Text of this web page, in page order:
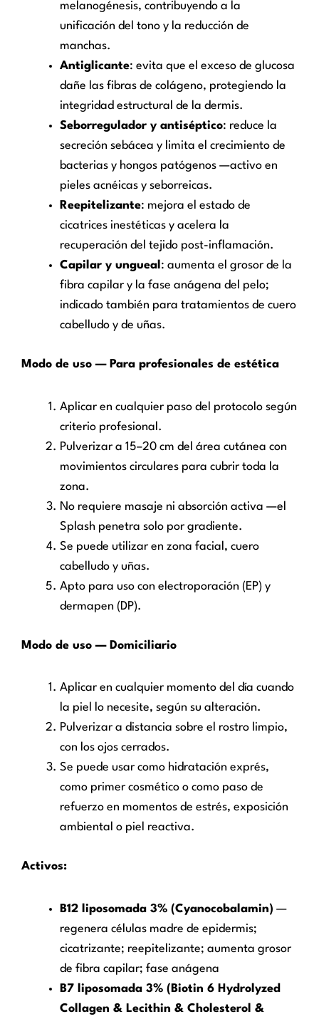
melanogénesis, contribuyendo a la
unificación del tono y la reducción de
manchas.
Antiglicante: evita que el exceso de glucosa
dañe las fibras de colágeno, protegiendo la
integridad estructural de la dermis.
Seborregulador y antiséptico: reduce la
secreción sebácea y limita el crecimiento de
bacterias y hongos patógenos —activo en
pieles acnéicas y seborreicas.
Reepitelizante: mejora el estado de
cicatrices inestéticas y acelera la
recuperación del tejido post-inflamación.
Capilar y ungueal : aumenta el grosor de la
fibra capilar y la fase anágena del pelo;
indicado también para tratamientos de cuero
cabelludo y de uñas.
Modo de uso — Para profesionales de estética
Aplicar en cualquier paso del protocolo según
criterio profesional.
Pulverizar a 15–20 cm del área cutánea con
movimientos circulares para cubrir toda la
zona.
No requiere masaje ni absorción activa —el
Splash penetra solo por gradiente.
Se puede utilizar en zona facial, cuero
cabelludo y uñas.
Apto para uso con electroporación (EP) y
dermapen (DP).
Modo de uso — Domiciliario
Aplicar en cualquier momento del día cuando
la piel lo necesite, según su alteración.
Pulverizar a distancia sobre el rostro limpio,
con los ojos cerrados.
Se puede usar como hidratación exprés,
como primer cosmético o como paso de
refuerzo en momentos de estrés, exposición
ambiental o piel reactiva.
Activos:
B12 liposomada 3% (Cyanocobalamin) —
regenera células madre de epidermis;
cicatrizante; reepitelizante; aumenta grosor
de fibra capilar; fase anágena
B7 liposomada 3% (Biotin 6 Hydrolyzed
Collagen & Lecithin & Cholesterol &